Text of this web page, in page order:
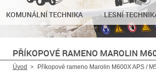
KOMUNÁLNÍ TECHNIKA LESNÍ
PŘÍKOPOVÉ RAMENO MAROLIN
Úvod Příkopové rameno Marolin M600X APS /